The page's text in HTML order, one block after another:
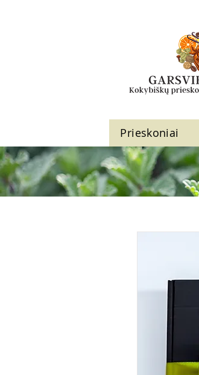
Prieskoniai